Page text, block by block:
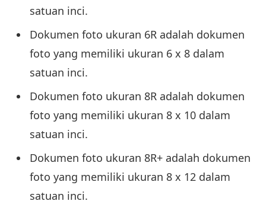
satuan inci.
Dokumen foto ukuran 6R adalah dokumen
foto yang memiliki ukuran 6 x 8 dalam
satuan inci.
Dokumen foto ukuran 8R adalah dokumen
foto yang memiliki ukuran 8 x 10 dalam
satuan inci.
Dokumen foto ukuran 8R+ adalah dokumen
foto yang memiliki ukuran 8 x 12 dalam
satuan inci.